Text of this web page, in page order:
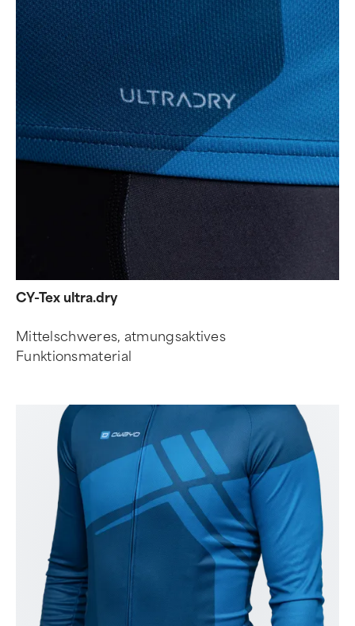
CY-Tex ultra.dry
Mittelschweres, atmungsaktives
Funktionsmaterial